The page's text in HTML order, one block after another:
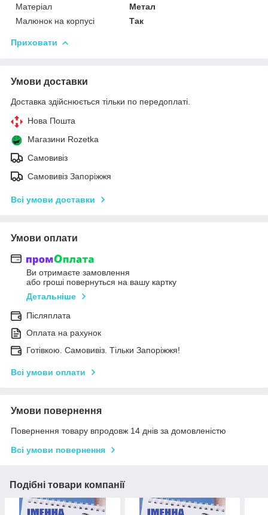
Матеріал
Метал
Малюнок на корпусі
Так
Приховати
Умови доставки
Доставка здійснюється тільки по передоплаті.
Нова Пошта
Магазини Rozetka
Самовивіз
Самовивіз Запоріжжя
Всі умови доставки
Умови оплати
Ви отримаєте замовлення
або гроші повернуться на вашу картку
Детальніше
Післяплата
Оплата на рахунок
Готівкою. Самовивіз. Тільки Запоріжжя!
Всі умови оплати
Умови повернення
Повернення товару впродовж 14 днів за домовленістю
Всі умови повернення
Подібні товари компанії